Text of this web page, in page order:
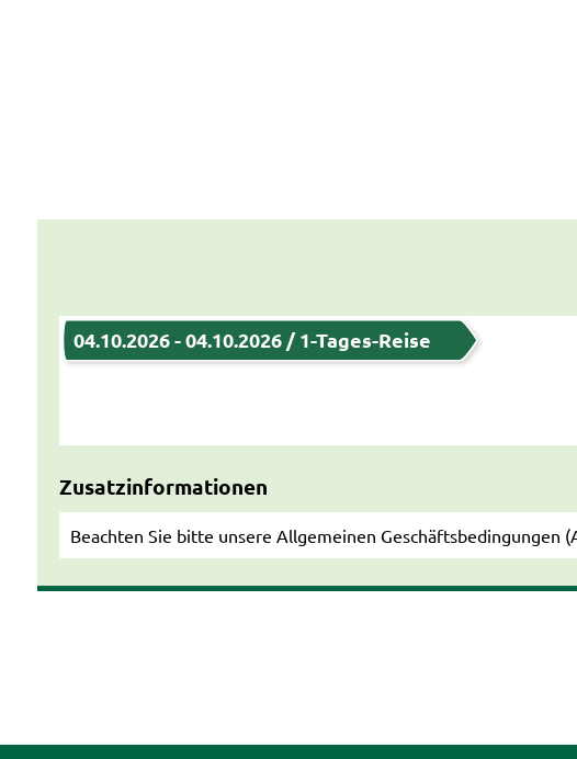
04.10.2026 - 04.10.2026 / 1-Tages-Reise
Zusatzinformationen
Beachten Sie bitte unsere Allgemeinen Geschäftsbedingungen